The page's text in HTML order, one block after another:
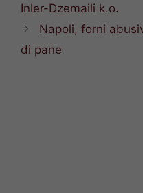
Inler-Dzemaili k.o.
Napoli, forni
di pane